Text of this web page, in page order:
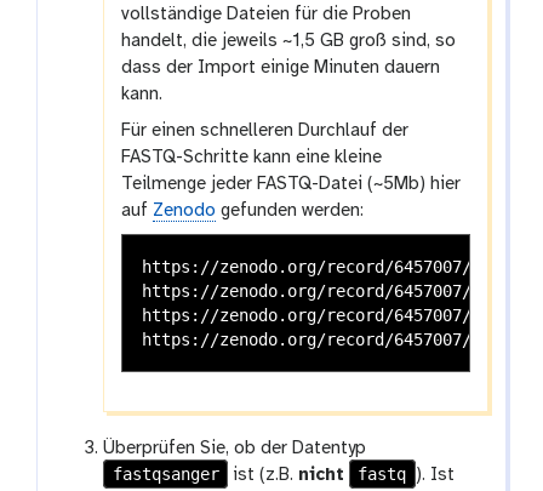
vollständige Dateien für die Proben
handelt, die jeweils ~1,5 GB groß sind, so
dass der Import einige Minuten dauern
kann.
Für einen schnelleren Durchlauf der
FASTQ-Schritte kann eine kleine
Teilmenge jeder FASTQ-Datei (~5Mb) hier
auf Zenodo gefunden werden:
https://zenodo.org/record/6457007/files/
https://zenodo.org/record/6457007/files/
https://zenodo.org/record/6457007/files/
Überprüfen Sie, ob der Datentyp
fastqsanger
ist (z.B. nicht fastq ). Ist